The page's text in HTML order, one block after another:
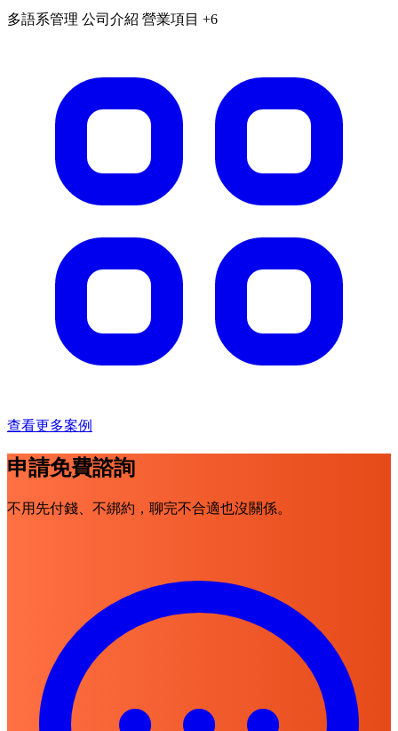
多語系管理 公司介紹 營業項目 +6
查看更多案例
申請免費諮詢
不用先付錢、不綁約，聊完不合適也沒關係。